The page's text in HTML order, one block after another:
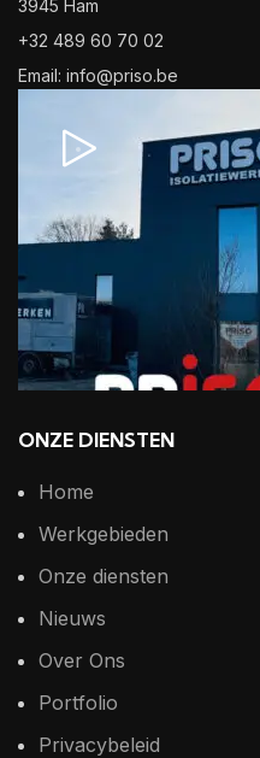
3945 Ham
+32 489 60 70 02
Email: info@priso.be
ONZE DIENSTEN
Home
Werkgebieden
Onze diensten
Nieuws
Over Ons
Portfolio
Privacybeleid